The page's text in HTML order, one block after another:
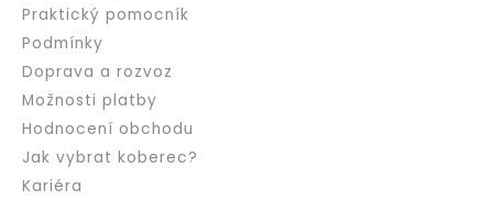
Praktický pomocník
Podmínky
Doprava a rozvoz
Možnosti platby
Hodnocení obchodu
Jak vybrat koberec?
Kariéra